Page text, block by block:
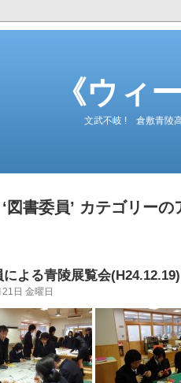
《ウィ
文武不岐 ! 倉敷青陵
‘図書委員’ カテゴリー
による青陵展覧会(H24.12.19)
日 金曜日